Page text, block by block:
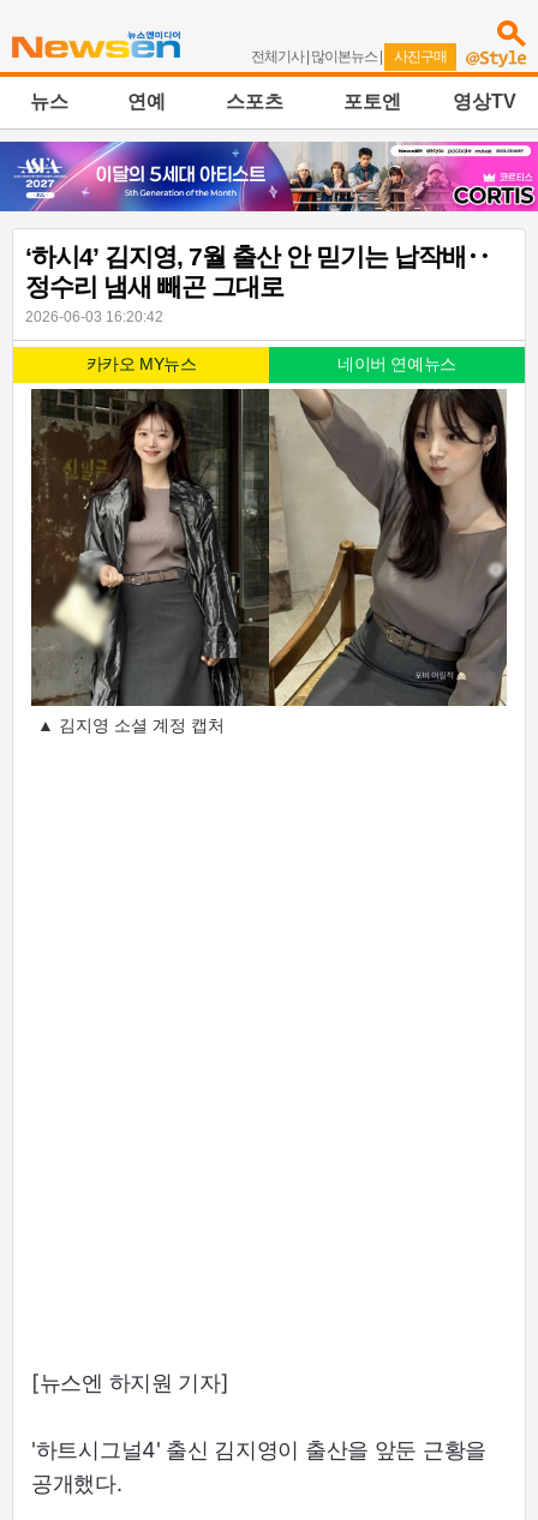
전체기사| 많이본뉴스 | 사진구매
뉴스 연예 스포츠 포토엔 영상TV
‘하시4’ 김지영, 7월 출산 안 믿기는 납작배‥
정수리 냄새 빼곤 그대로
2026-06-03 16:20:42
카카오 MY뉴스 네이버 연예뉴스
▲ 김지영 소셜 계정 캡처
[뉴스엔 하지원 기자]
'하트시그널4' 출신 김지영이 출산을 앞둔 근황을
공개했다.